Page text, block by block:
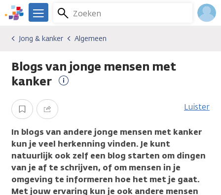
Overslaan
en
gaan
We
er
je.
Kanker.nl
Zoeken
Menu
Algemene onderwerpen
Jong & kanker
Algemeen
Jong & kanker Algemeen
Blogs van jonge mensen met
kanker
Opslaan Delen Luister
In blogs van andere jonge mensen met kanker
kun je veel herkenning vinden. Je kunt
natuurlijk ook zelf een blog starten om dingen
van je af te schrijven, of om mensen in je
omgeving te informeren hoe het met je gaat.
Met jouw ervaring kun je ook andere mensen